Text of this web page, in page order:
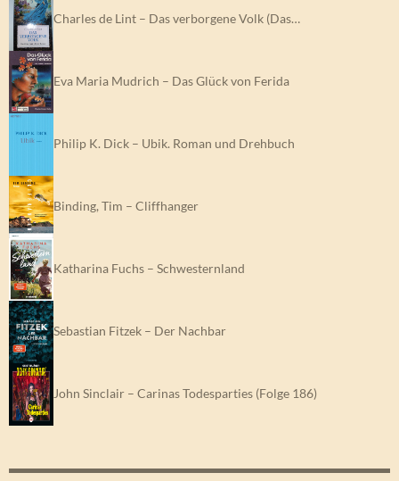
Charles de Lint – Das verborgene Volk (Das…
Eva Maria Mudrich – Das Glück von Ferida
Philip K. Dick – Ubik. Roman und Drehbuch
Binding, Tim – Cliffhanger
Katharina Fuchs – Schwesternland
Sebastian Fitzek – Der Nachbar
John Sinclair – Carinas Todesparties (Folge 186)